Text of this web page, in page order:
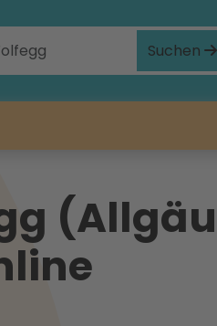
Suchen